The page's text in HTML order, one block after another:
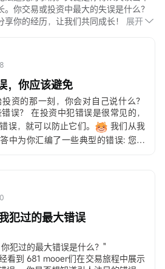
你交易或投资中最大的失误是什么？
你的经历，让我们共同成长！
展开
，你应该避免
资的那一刻，你会对自己说什么？
误？ 在投资中犯错误是很常见的，
误，就可以防止它们。
我们从我
中为你汇编了一些典型的错误: 您交
犯过的最大错误
犯过的最大错误是什么？"
看到 681 mooer们在交易旅程中展示